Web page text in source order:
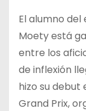
El alumno
Moety está
entre los
de inflexión
hizo su debut
Grand Prix,